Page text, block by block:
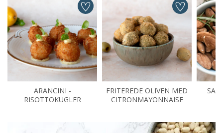
ARANCINI -
RISOTTOKUGLER
FRITEREDE OLIVEN MED
CITRONMAYONNAISE